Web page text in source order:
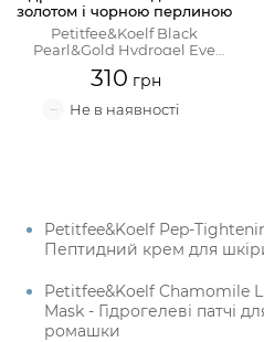
золотом і чорною перлиною
Petitfee&Koelf Black
Pearl&Gold Hydrogel Eye
Patch
310
Petitfee&Koelf Pep-
Пептидний крем для
Petitfee&Koelf Chamomile
Mask - Гідрогелеві патчі
ромашки